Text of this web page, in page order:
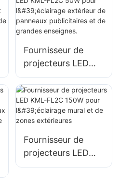
parkings et d'aires
de stockage
Fournisseur de
projecteurs LED
KML-FL2C 50W
pour l'éclairage
extérieur de
panneaux
grandes enseignes.
Fournisseur de
projecteurs LED
KML-FL2C 150W